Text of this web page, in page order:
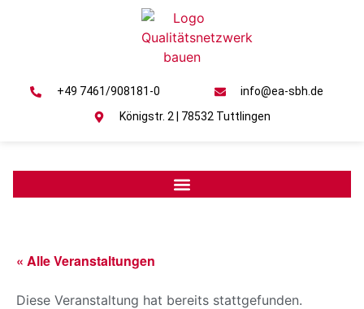
+49 7461/908181-0
info@ea-sbh.de
Königstr. 2 | 78532 Tuttlingen
« Alle Veranstaltungen
Diese Veranstaltung hat bereits stattgefunden.